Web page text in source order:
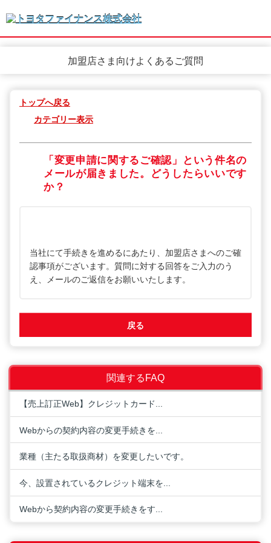
加盟店さま向けよくあるご質問
トップへ戻る
カテゴリー表示
「変更申請に関するご確認」という件名の
メールが届きました。どうしたらいいです
か？
当社にて手続きを進めるにあたり、加盟店さまへのご確
認事項がございます。質問に対する回答をご入力のう
え、メールのご返信をお願いいたします。
戻る
関連するFAQ
【売上訂正Web】クレジットカード...
Webからの契約内容の変更手続きを...
業種（主たる取扱商材）を変更したいです。
今、設置されているクレジット端末を...
Webから契約内容の変更手続きをす...